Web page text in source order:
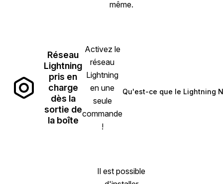
même.
Réseau
Lightning
pris en
charge
dès la
sortie de
la boîte
Activez le
réseau
Lightning
en une
seule
commande
!
Qu'est-ce que le Lightning
(opens in
Il est possible